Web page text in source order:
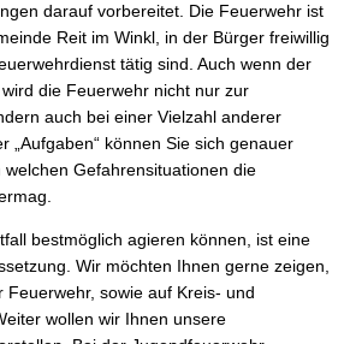
darauf vorbereitet. Die Feuerwehr ist
Reit im Winkl, in der Bürger freiwillig
tätig sind. Auch wenn der
die Feuerwehr nicht nur zur
auch bei einer Vielzahl anderer
„Aufgaben“ können Sie sich genauer
Gefahrensituationen die
bestmöglich agieren können, ist eine
Wir möchten Ihnen gerne zeigen,
Feuerwehr, sowie auf Kreis- und
wollen wir Ihnen unsere